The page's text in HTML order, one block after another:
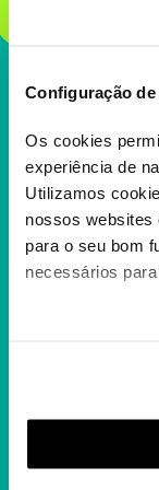
Configuração
Os cookies
experiência de
Utilizamos
nossos websites
para o seu bom
necessários
este serviço às
funcionalidades
funcionalidade)
MAIA
Doraemon
O
as